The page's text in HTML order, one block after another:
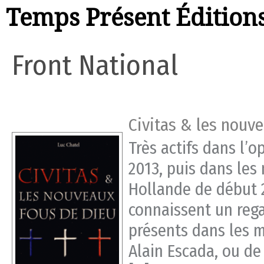
Temps Présent
Front National
Civitas & les
Très actifs dans
2013, puis dans
Hollande de début
connaissent un
présents dans les
Alain Escada, ou